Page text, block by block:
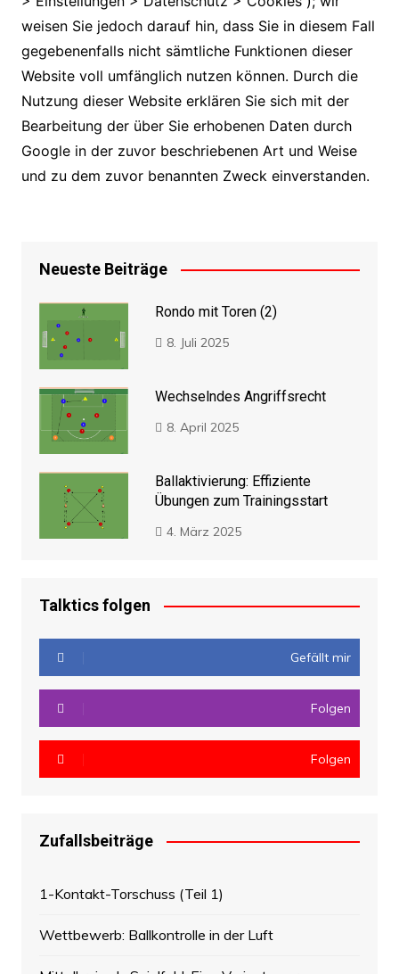
weisen Sie jedoch darauf hin, dass Sie in diesem Fall
gegebenenfalls nicht sämtliche Funktionen dieser
Website voll umfänglich nutzen können. Durch die
Nutzung dieser Website erklären Sie sich mit der
Bearbeitung der über Sie erhobenen Daten durch
Google in der zuvor beschriebenen Art und Weise
und zu dem zuvor benannten Zweck einverstanden.
Neueste Beiträge
Rondo mit Toren (2)
8. Juli 2025
Wechselndes Angriffsrecht
8. April 2025
Ballaktivierung: Effiziente
Übungen zum Trainingsstart
4. März 2025
Talktics folgen
Gefällt mir
Folgen
Folgen
Zufallsbeiträge
1-Kontakt-Torschuss (Teil 1)
Wettbewerb: Ballkontrolle in der Luft